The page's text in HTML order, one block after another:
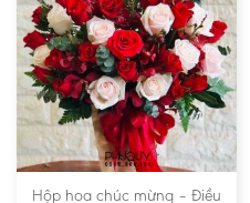
Hộp hoa chúc mừng – Điều